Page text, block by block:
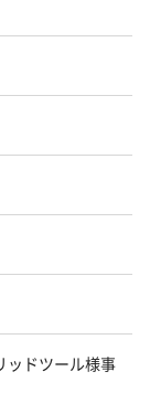
ッドツール様事